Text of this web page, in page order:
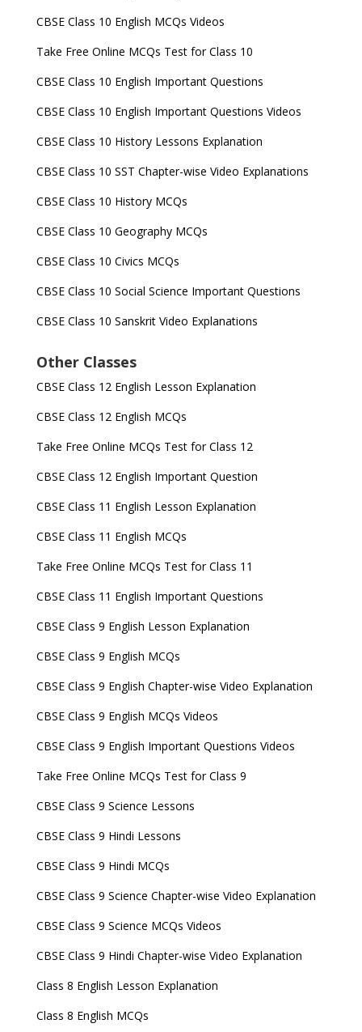
CBSE Class 10 English MCQs Videos
Take Free Online MCQs Test for Class 10
CBSE Class 10 English Important Questions
CBSE Class 10 English Important Questions Videos
CBSE Class 10 History Lessons Explanation
CBSE Class 10 SST Chapter-wise Video Explanations
CBSE Class 10 History MCQs
CBSE Class 10 Geography MCQs
CBSE Class 10 Civics MCQs
CBSE Class 10 Social Science Important Questions
CBSE Class 10 Sanskrit Video Explanations
Other Classes
CBSE Class 12 English Lesson Explanation
CBSE Class 12 English MCQs
Take Free Online MCQs Test for Class 12
CBSE Class 12 English Important Question
CBSE Class 11 English Lesson Explanation
CBSE Class 11 English MCQs
Take Free Online MCQs Test for Class 11
CBSE Class 11 English Important Questions
CBSE Class 9 English Lesson Explanation
CBSE Class 9 English MCQs
CBSE Class 9 English Chapter-wise Video Explanation
CBSE Class 9 English MCQs Videos
CBSE Class 9 English Important Questions Videos
Take Free Online MCQs Test for Class 9
CBSE Class 9 Science Lessons
CBSE Class 9 Hindi Lessons
CBSE Class 9 Hindi MCQs
CBSE Class 9 Science Chapter-wise Video Explanation
CBSE Class 9 Science MCQs Videos
CBSE Class 9 Hindi Chapter-wise Video Explanation
Class 8 English Lesson Explanation
Class 8 English MCQs